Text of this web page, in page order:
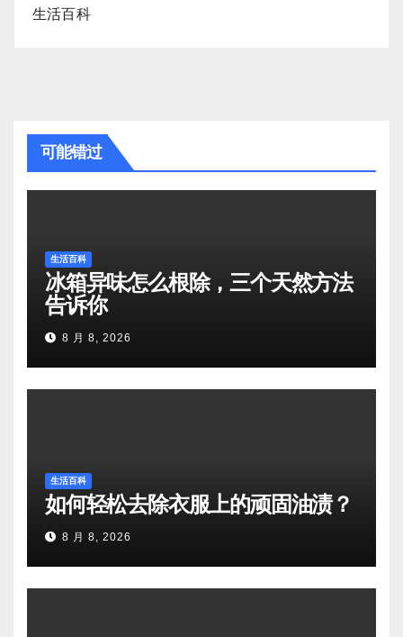
生活百科
可能错过
生活百科
冰箱异味怎么根除，三个天然方法
告诉你
8 月 8, 2026
生活百科
如何轻松去除衣服上的顽固油渍？
8 月 8, 2026